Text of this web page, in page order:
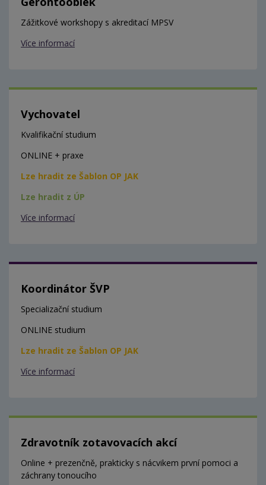
Zážitkové workshopy s akreditací MPSV
Více informací
Vychovatel
Kvalifikační studium
ONLINE + praxe
Lze hradit ze Šablon OP JAK
Lze hradit z ÚP
Více informací
Koordinátor ŠVP
Specializační studium
ONLINE studium
Lze hradit ze Šablon OP JAK
Více informací
Zdravotník zotavovacích akcí
Online + prezenčně, prakticky s nácvikem první pomoci a
záchrany tonoucího